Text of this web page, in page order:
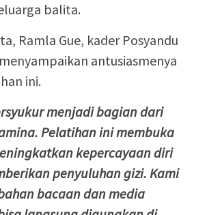
balita.
Ramla Gue, kader Posyandu
antusiasmenya
ini.
menjadi bagian dari
Pelatihan ini membuka
kepercayaan diri
penyuluhan gizi. Kami
bacaan dan media